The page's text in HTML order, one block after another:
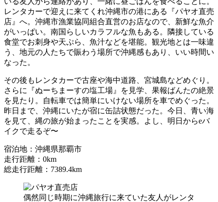
レンタカーで迎えに来てくれ沖縄市の港にある『パヤオ直売
店』へ。沖縄市漁業協同組合直営のお店なので、新鮮な魚介
がいっぱい。南国らしいカラフルな魚もある。隣接している
食堂でお刺身や天ぷら、魚汁などを堪能。観光地とは一味違
う、地元の人たちで賑わう場所で沖縄感もあり、いい時間い
なった。
その後もレンタカーで古座や海中道路、宮城島などめぐり。
さらに『ぬーちまーすの塩工場』を見学、果報ばんたの絶景
を見たり。自転車では簡単にいけない場所を車でめぐった。
昨日まで、沖縄にいたが宿に缶詰状態だった。今日、青い海
を見て、縄の旅が始まったことを実感。よし、明日からeバ
イクで走るぞ〜
宿泊地：沖縄県那覇市
走行距離：0km
総走行距離：7389.4km
偶然同じ時期に沖縄旅行に来ていた友人がレンタ